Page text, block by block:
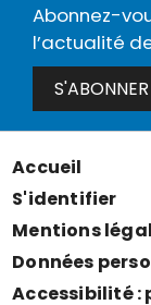
Abonnez-
l’actualité
S'ABONNER
Menu
Pied
de
page
Accueil
S'identifier
Mentions
Données
Accessibilité